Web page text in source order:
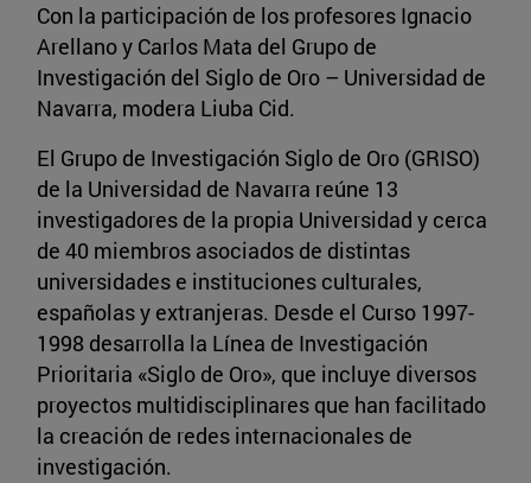
Con la participación de los profesores Ignacio
Arellano y Carlos Mata del Grupo de
Investigación del Siglo de Oro – Universidad de
Navarra, modera Liuba Cid.
El Grupo de Investigación Siglo de Oro (GRISO)
de la Universidad de Navarra reúne 13
investigadores de la propia Universidad y cerca
de 40 miembros asociados de distintas
universidades e instituciones culturales,
españolas y extranjeras. Desde el Curso 1997-
1998 desarrolla la Línea de Investigación
Prioritaria «Siglo de Oro», que incluye diversos
proyectos multidisciplinares que han facilitado
la creación de redes internacionales de
investigación.